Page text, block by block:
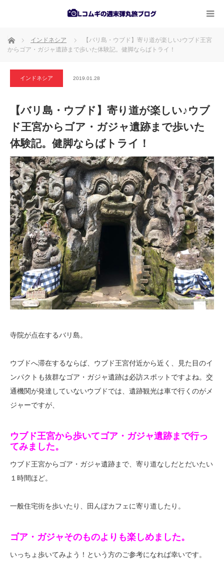
ホーム インドネシア
【バリ島・ウブド】寄り道が楽しい♪ウブド王宮
からゴア・ガジャ遺跡まで歩いた体験記。健脚ならばトライ！
インドネシア 2019.01.28
【バリ島・ウブド】寄り道が楽しい♪ウブ
ド王宮からゴア・ガジャ遺跡まで歩いた
体験記。健脚ならばトライ！
寺院が点在するバリ島。
ウブドへ滞在するならば、ウブド王宮付近から近く、見た目のイ
ンパクトも抜群なゴア・ガジャ遺跡は必訪スポットですよね。交
通機関が発達していないウブドでは、遺跡観光は車で行くのがメ
ジャーですが、
ウブド王宮から歩いてゴア・ガジャ遺跡まで行っ
てみました。
ウブド王宮からゴア・ガジャ遺跡まで、寄り道なしだとだいたい
１時間ほど。
一般住宅街を歩いたり、田んぼカフェに寄り道したり。
ゴア・ガジャそのものよりも楽しめました。
いっちょ歩いてみよう！という方のご参考になれば幸いです。